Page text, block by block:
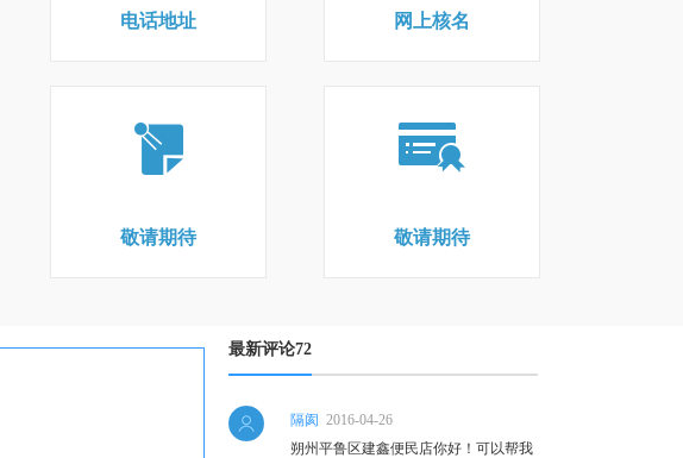
电话地址 网上核名
敬请期待 敬请期待
最新评论72
隔阂 2016-04-26
朔州平鲁区建鑫便民店你好！可以帮我